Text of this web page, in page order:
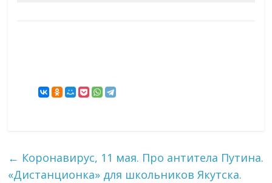
← Коронавирус, 11 мая. Про антитела Путина.
«Дистанционка» для школьников Якутска.